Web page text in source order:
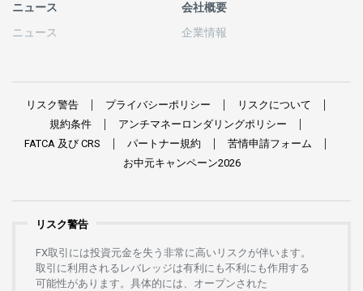
ニュース
ニュース
会社概要
企業情報
リスク警告 プライバシーポリシー
リスクについて
規約条件
アンチマネーロンダリングポリシー
FATCA 及び CRS パートナー規約 苦情申請フォーム
お中元キャンペーン2026
リスク警告
FX取引には投資元金を失う 非常に高い リスクが伴います。
取引に利用さ れる レバレッジは有利にも不利にも作用する
可能性があります。 具体的には、 オープンさ れた